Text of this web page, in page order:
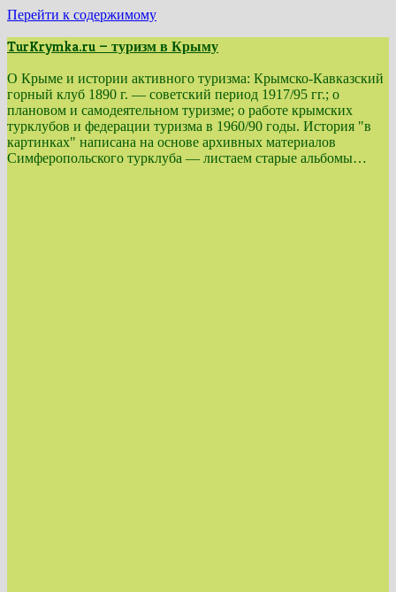
Перейти к содержимому
TurKrymka.ru — туризм в Крыму
О Крыме и истории активного туризма: Крымско-Кавказский
горный клуб 1890 г. — советский период 1917/95 гг.; о
плановом и самодеятельном туризме; о работе крымских
турклубов и федерации туризма в 1960/90 годы. История "в
картинках" написана на основе архивных материалов
Симферопольского турклуба — листаем старые альбомы…